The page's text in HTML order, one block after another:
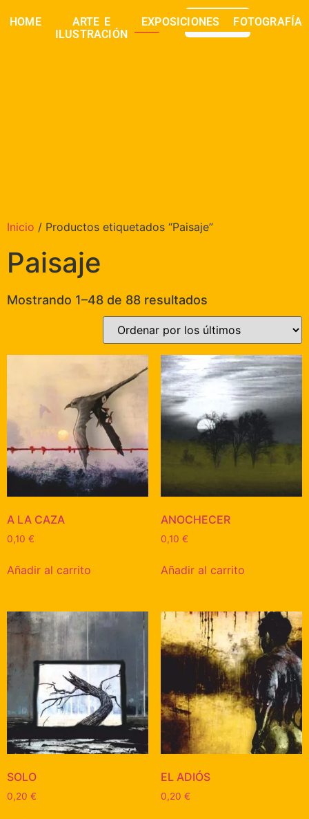
HOME
ARTE E
ILUSTRACIÓN
EXPOSICIONES FOTOGRAFÍA
buscar 0,00
Inicio / Productos etiquetados “Paisaje”
Paisaje
Mostrando 1–48 de 88 resultados
A LA CAZA
0,10 €
Añadir al carrito
ANOCHECER
0,10 €
Añadir al carrito
SOLO
0,20 €
EL ADIÓS
0,20 €